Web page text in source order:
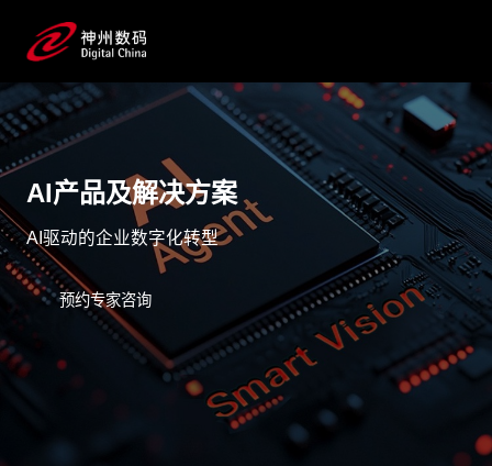
AI产品及解决方案
AI驱动的企业数字化转型
预约专家咨询